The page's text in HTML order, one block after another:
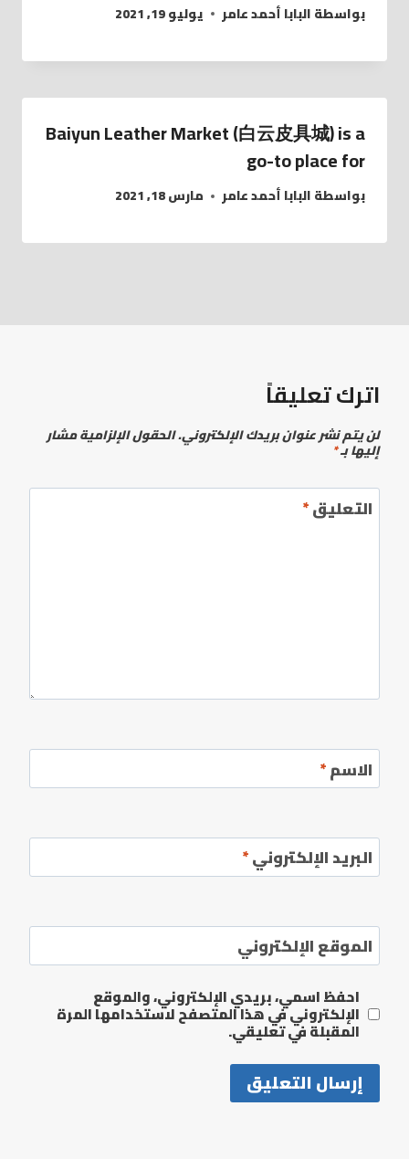
بواسطةالبابا أحمد عامر يوليو 19, 2021
Baiyun Leather Market (白云皮具城​) is a
go-to place for
بواسطةالبابا أحمد عامر مارس 18, 2021
اترك تعليقاً
لن يتم نشر عنوان بريدك الإلكتروني.الحقول الإلزامية مشار
إليها بـ*
التعليق*
الاسم*
البريد الإلكتروني*
الموقع الإلكتروني
احفظ اسمي، بريدي الإلكتروني، والموقع
الإلكتروني في هذا المتصفح لاستخدامها المرة
المقبلة في تعليقي.